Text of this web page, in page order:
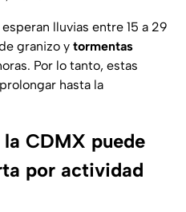
lluvias entre 15 a 29
granizo y tormentas
Por lo tanto, estas
hasta la
CDMX puede
por actividad